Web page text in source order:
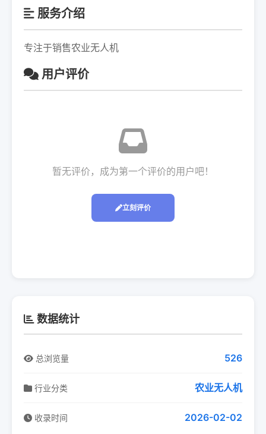
服务介绍
专注于销售农业无人机
用户评价
暂无评价，成为第一个评价的用户吧！
立刻评价
数据统计
总浏览量 526
行业分类 农业无人机
收录时间 2026-02-02